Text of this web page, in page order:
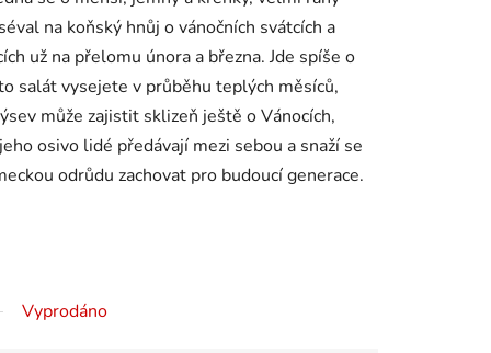
na koňský hnůj o vánočních svátcích a
už na přelomu února a března. Jde spíše o
salát vysejete v průběhu teplých měsíců,
může zajistit sklizeň ještě o Vánocích,
osivo lidé předávají mezi sebou a snaží se
odrůdu zachovat pro budoucí generace.
Vyprodáno